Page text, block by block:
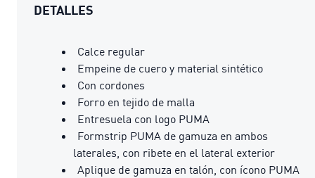
DETALLES
Calce regular
Empeine de cuero y material sintético
Con cordones
Forro en tejido de malla
Entresuela con logo PUMA
Formstrip PUMA de gamuza en ambos
laterales, con ribete en el lateral exterior
Aplique de gamuza en talón, con ícono PUMA